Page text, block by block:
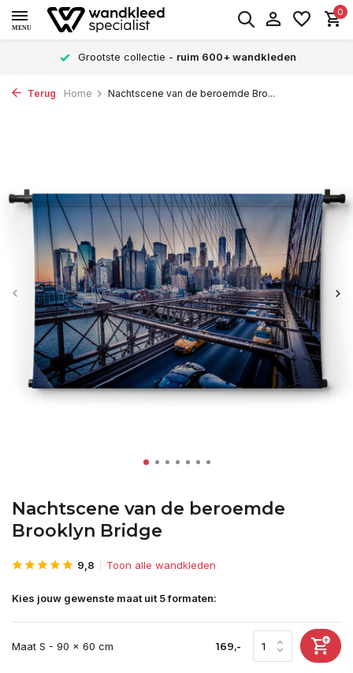
MENU
0
Grootste collectie - ruim 600+ wandkleden
Terug Home Nachtscene van de beroemde Bro...
Nachtscene van de beroemde
Brooklyn Bridge
9,8 Toon alle wandkleden
Kies jouw gewenste maat uit 5 formaten:
Maat S - 90 x 60 cm 169,-